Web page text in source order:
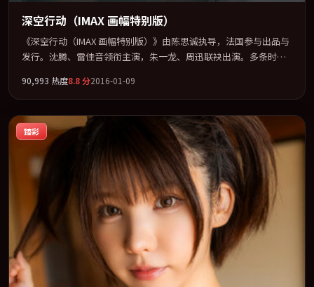
深空行动（IMAX 画幅特别版）
《深空行动（IMAX 画幅特别版）》由陈思诚执导，法国参与出品与
发行。沈腾、雷佳音领衔主演，朱一龙、周迅联袂出演。多条时间
架，在叙事、表演与视听上力求统一。定于 2016-05-26 在内地院线
及主流平台同步亮相，2016 年度话题片中口碑稳健，适合喜欢强情
节与人物弧光的观众完整观看。
90,993 热度8.8分2016-01-09
臻彩